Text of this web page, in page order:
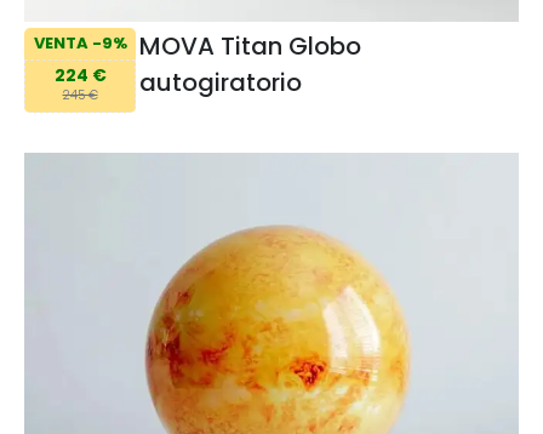
VENTA -9%
224 €
245 €
MOVA Titan Globo
autogiratorio